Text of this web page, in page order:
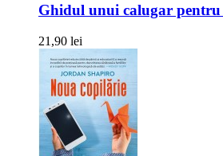
Ghidul unui calugar pentru
21,90 lei